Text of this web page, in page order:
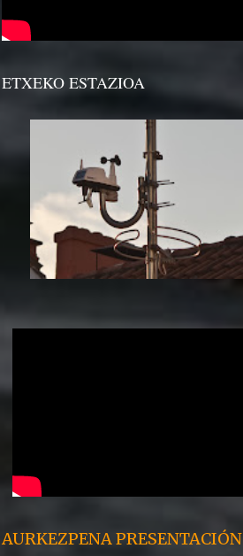
ETXEKO ESTAZIOA
AURKEZPENA PRESENTACIÓN